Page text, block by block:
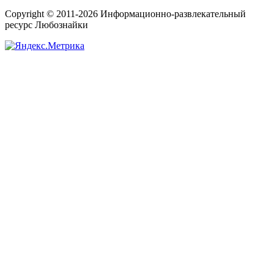
Copyright © 2011-2026 Информационно-развлекательный
ресурс Любознайки